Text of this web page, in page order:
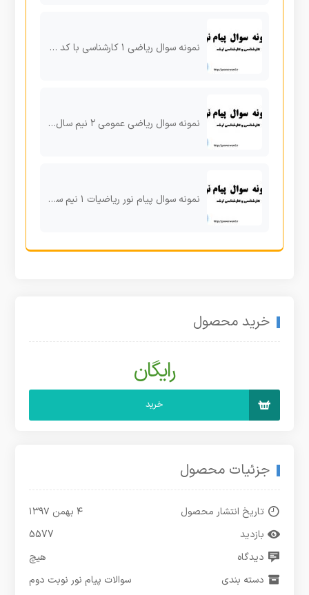
نمونه سوال ریاضی ۱ کارشناسی با کد درس ۱۱۱۱۰۲۸
نمونه سوال ریاضی عمومی ۲ نیم سال دوم کارشناسی پیام نور ۹۶
نمونه سوال پیام نور ریاضیات ۱ نیم سال دوم ۹۶ کارشناسی
خرید محصول
رایگان
خرید
جزئیات محصول
تاریخ انتشار محصول
۴ بهمن ۱۳۹۷
بازدید
5577
دیدگاه
هیچ
دسته بندی
سوالات پیام نور نوبت دوم